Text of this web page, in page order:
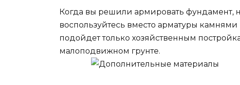
Когда вы решили армировать фундамент,
воспользуйтесь вместо арматуры
подойдет только хозяйственным
малоподвижном грунте.